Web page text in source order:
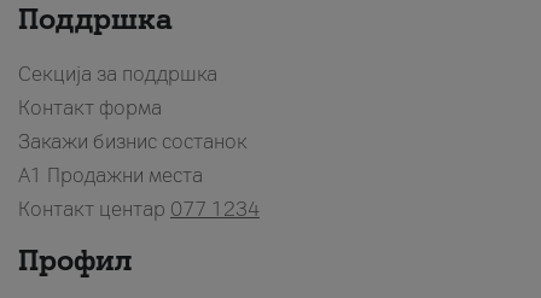
Поддршка
Секција за поддршка
Контакт форма
Закажи бизнис состанок
A1 Продажни места
Контакт центар 077 1234
Профил